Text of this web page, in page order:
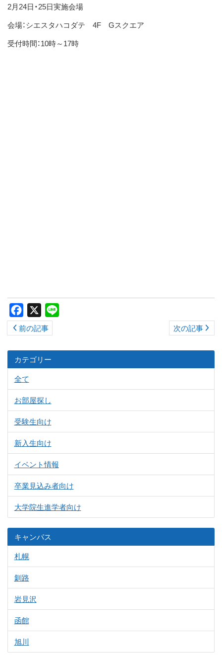
2月24日・25日実施会場
会場：シエスタハコダテ 4F Gスクエア
受付時間：10時～17時
Facebook
前の記事 次の記事
カテゴリー
全て
お部屋探し
受験生向け
新入生向け
イベント情報
卒業見込み者向け
大学院生進学者向け
キャンパス
札幌
釧路
岩見沢
函館
旭川